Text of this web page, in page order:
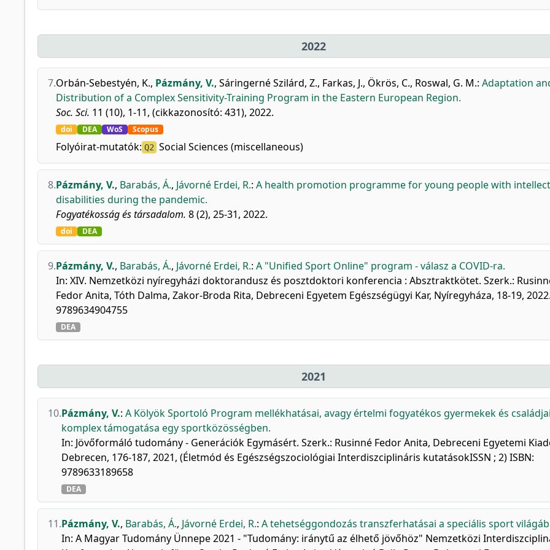
2022
7.Orbán-Sebestyén, K., Pázmány, V., Sáringerné Szilárd, Z., Farkas, J., Ökrös, C., Roswal, G. M.: Adaptation
Distribution of a Complex Sensitivity-Training Program in the Eastern European Region.
Soc. Sci. 11 (10), 1-11, (cikkazonosító: 431), 2022.
doi DEA WoS Scopus
Folyóirat-mutatók: Q2 Social Sciences (miscellaneous)
8.Pázmány, V., Barabás, Á., Jávorné Erdei, R.: A health promotion programme for young people with
disabilities during the pandemic.
Fogyatékosság és társadalom. 8 (2), 25-31, 2022.
doi DEA
9.Pázmány, V., Barabás, Á., Jávorné Erdei, R.: A "Unified Sport Online" program - válasz a COVID-ra.
In: XIV. Nemzetközi nyíregyházi doktorandusz és posztdoktori konferencia : Absztraktkötet. Szerk.:
Fedor Anita, Tóth Dalma, Zakor-Broda Rita, Debreceni Egyetem Egészségügyi Kar, Nyíregyháza, 18-19,
9789634904755
DEA
2021
10.Pázmány, V.: A Kölyök Sportoló Program mellékhatásai, avagy értelmi fogyatékos gyermekek és
komplex támogatása egy sportközösségben.
In: Jövőformáló tudomány - Generációk Egymásért. Szerk.: Rusinné Fedor Anita, Debreceni Egyetemi
Debrecen, 176-187, 2021, (Életmód és Egészségszociológiai Interdiszciplináris kutatásokISSN ; 2) ISBN:
9789633189658
DEA
11.Pázmány, V., Barabás, Á., Jávorné Erdei, R.: A tehetséggondozás transzferhatásai a speciális sport
In: A Magyar Tudomány Ünnepe 2021 - "Tudomány: iránytű az élhető jövőhöz" Nemzetközi